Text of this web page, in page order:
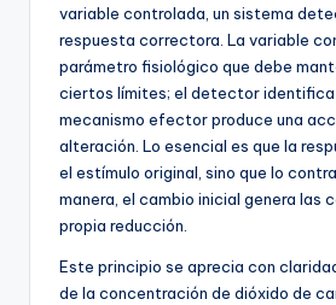
variable controlada, un sistema
respuesta correctora. La variable
parámetro fisiológico que debe
ciertos límites; el detector identifica
mecanismo efector produce una
alteración. Lo esencial es que la
el estímulo original, sino que lo
manera, el cambio inicial genera las
propia reducción.
Este principio se aprecia con
de la concentración de dióxido de